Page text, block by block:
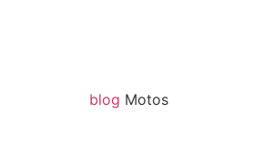
blog Motos